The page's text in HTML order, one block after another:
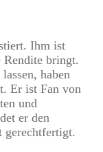
Ihm ist
Rendite bringt.
haben
Er ist Fan von
und
er den